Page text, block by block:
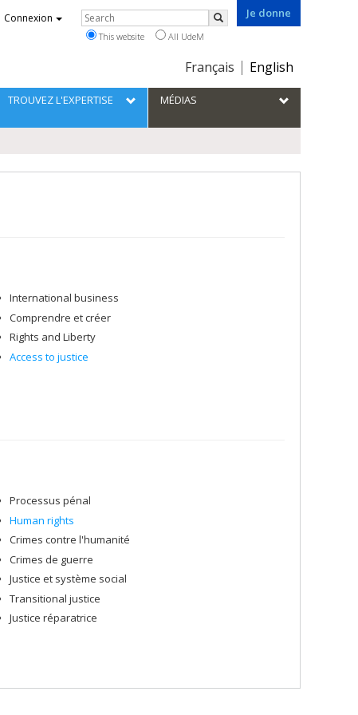
Je donne
Choix
la
langue
Français English
Connexion Rechercher
Search
This website All UdeM
TROUVEZ L'EXPERTISE MÉDIAS
International business
Comprendre et créer
Rights and Liberty
Access to justice
Processus pénal
Human rights
Crimes contre l'humanité
Crimes de guerre
Justice et système social
Transitional justice
Justice réparatrice